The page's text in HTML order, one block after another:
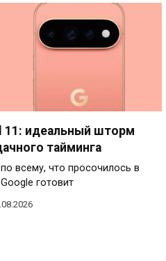
11: идеальный шторм
тайминга
всему, что просочилось в
готовит